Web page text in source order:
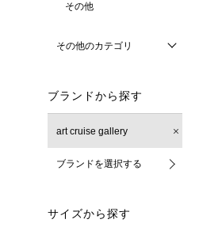
その他
その他のカテゴリ
ブランドから探す
art cruise gallery
ブランドを選択する
サイズから探す